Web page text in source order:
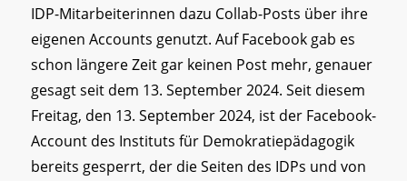
IDP-Mitarbeiterinnen dazu Collab-Posts über ihre
eigenen Accounts genutzt. Auf Facebook gab es
schon längere Zeit gar keinen Post mehr, genauer
gesagt seit dem 13. September 2024. Seit diesem
Freitag, den 13. September 2024, ist der Facebook-
Account des Instituts für Demokratiepädagogik
bereits gesperrt, der die Seiten des IDPs und von